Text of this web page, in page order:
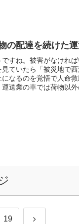
の配達を続けた
すね。被害がなけれ
ていたら「被災地で
なるのを覚悟で人命
送業の車では荷物以
19 次